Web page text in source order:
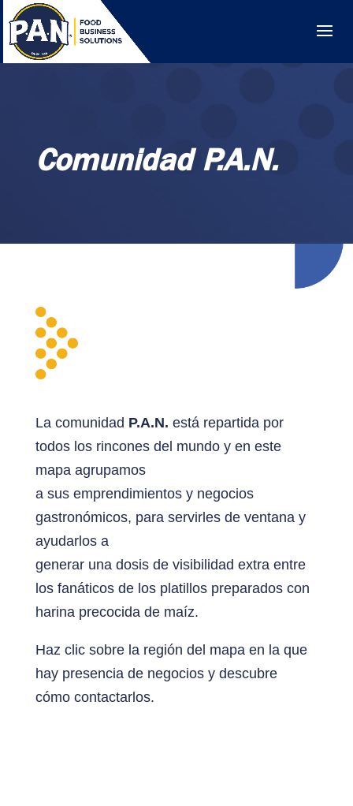
Comunidad P.A.N.
La comunidad P.A.N. está repartida por
todos los rincones del mundo y en este
mapa agrupamos
a sus emprendimientos y negocios
gastronómicos, para servirles de ventana y
ayudarlos a
generar una dosis de visibilidad extra entre
los fanáticos de los platillos preparados con
harina precocida de maíz.
Haz clic sobre la región del mapa en la que
hay presencia de negocios y descubre
cómo contactarlos.